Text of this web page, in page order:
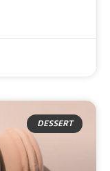
DESSERT